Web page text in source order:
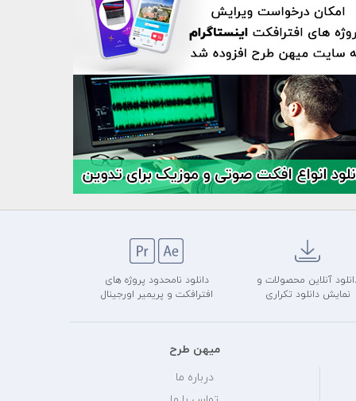
آنلاین محصولات و
نمایش دانلود تکراری
دانلود نامحدود پروژه های
افترافکت و پریمیر اورجینال
میهن طرح
درباره ما